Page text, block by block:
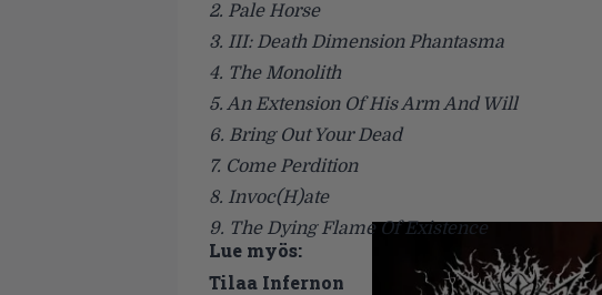
2. Pale Horse
3. III: Death Dimension Phantasma
4. The Monolith
5. An Extension Of His Arm And Will
6. Bring Out Your Dead
7. Come Perdition
8. Invoc(H)ate
9. The Dying Flame Of Existence
Lue myös:
Tilaa Infernon